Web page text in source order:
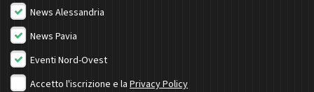
News Alessandria
News Pavia
Eventi Nord-Ovest
Accetto l'iscrizione e la Privacy Policy